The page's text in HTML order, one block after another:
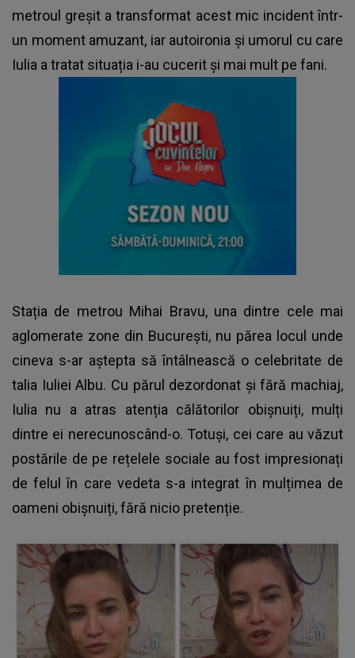
metroul greșit a transformat acest mic incident într-
un moment amuzant, iar autoironia și umorul cu care
Iulia a tratat situația i-au cucerit și mai mult pe fani.
Stația de metrou Mihai Bravu, una dintre cele mai
aglomerate zone din București, nu părea locul unde
cineva s-ar aștepta să întâlnească o celebritate de
talia Iuliei Albu. Cu părul dezordonat și fără machiaj,
Iulia nu a atras atenția călătorilor obișnuiți, mulți
dintre ei nerecunoscând-o. Totuși, cei care au văzut
postările de pe rețelele sociale au fost impresionați
de felul în care vedeta s-a integrat în mulțimea de
oameni obișnuiți, fără nicio pretenție.